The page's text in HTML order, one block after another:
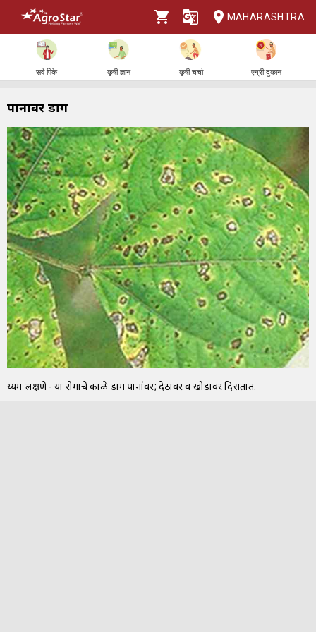
MAHARASHTRA
सर्व पिके कृषी ज्ञान कृषी चर्चा एग्री दुकान
पानावर डाग
दुय्यम लक्षणे - या रोगाचे काळे डाग पानांवर; देठावर व खोडावर दिसतात.